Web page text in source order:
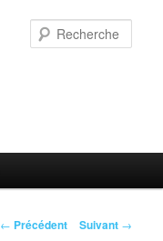
Navigation
← Précédent Suivant →